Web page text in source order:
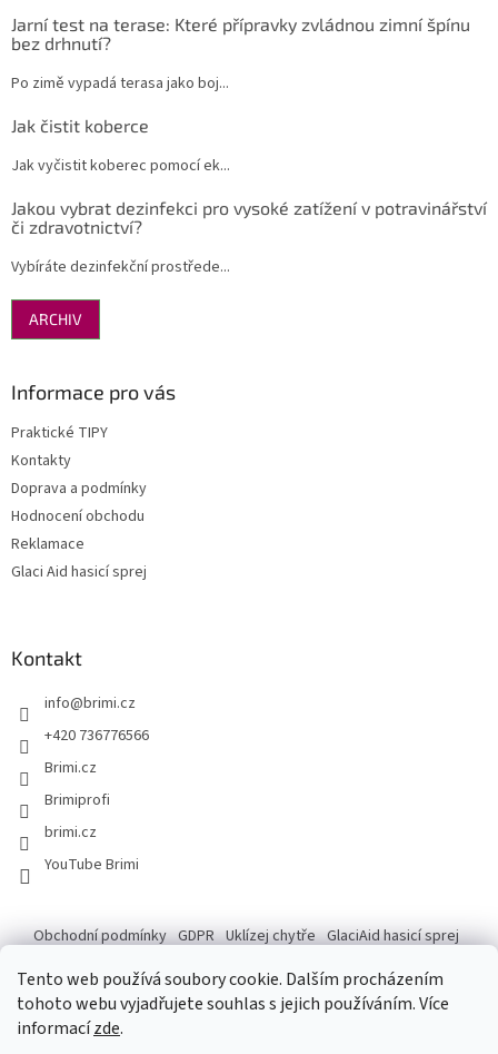
Tento web používá soubory cookie. Dalším procházením
tohoto webu vyjadřujete souhlas s jejich používáním. Více
informacízde.
Jarní test na terase: Které přípravky zvládnou zimní špínu
bez drhnutí?
Po zimě vypadá terasa jako boj...
Jak čistit koberce
Jak vyčistit koberec pomocí ek...
Jakou vybrat dezinfekci pro vysoké zatížení v potravinářství
či zdravotnictví?
Vybíráte dezinfekční prostřede...
ARCHIV
Informace pro vás
Praktické TIPY
Kontakty
Doprava a podmínky
Hodnocení obchodu
Reklamace
Glaci Aid hasicí sprej
Kontakt
info@brimi.cz
+420 736776566
Brimi.cz
Brimiprofi
brimi.cz
YouTube Brimi
Obchodní podmínky GDPR Uklízej chytře GlaciAid hasicí sprej